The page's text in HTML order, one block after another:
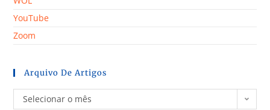
YouTube
Zoom
Arquivo De Artigos
Selecionar o mês